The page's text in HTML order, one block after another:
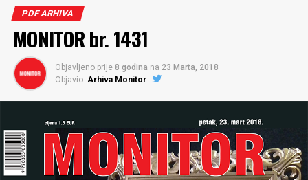
PDF ARHIVA
MONITOR br. 1431
Objavljeno prije 8 godina na 23 Marta, 2018
Objavio: Arhiva Monitor